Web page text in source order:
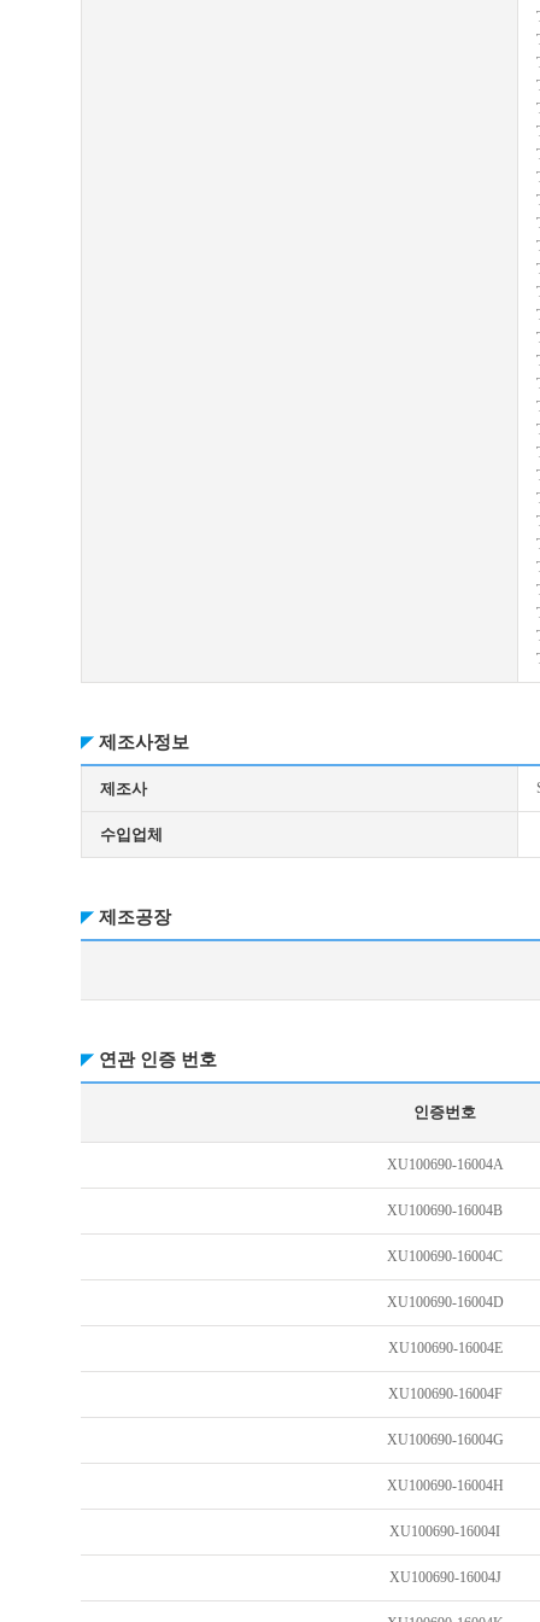
제조사정보
제조사
수입업체
제조공장
연관 인증 번호
인증번호
XU100690-16004A
XU100690-16004B
XU100690-16004C
XU100690-16004D
XU100690-16004E
XU100690-16004F
XU100690-16004G
XU100690-16004H
XU100690-16004I
XU100690-16004J